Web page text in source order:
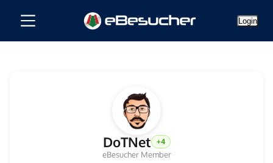
Login
DoTNet +4
eBesucher Member